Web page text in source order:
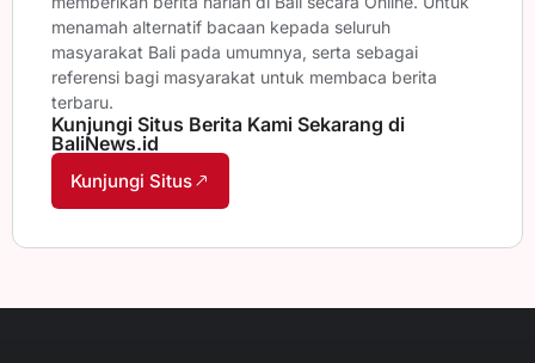
menamah alternatif bacaan kepada seluruh
masyarakat Bali pada umumnya, serta sebagai
referensi bagi masyarakat untuk membaca berita
terbaru.
Kunjungi Situs Berita Kami Sekarang di
BaliNews.id
Kunjungi Situs